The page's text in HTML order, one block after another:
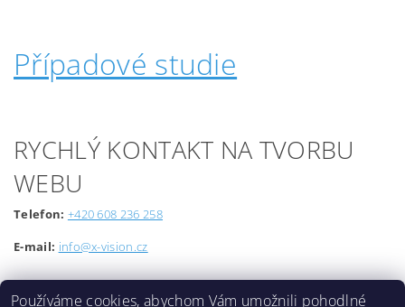
Případové studie
RYCHLÝ KONTAKT NA TVORBU
WEBU
Telefon: +420 608 236 258
E-mail: info@x-vision.cz
Používáme cookies, abychom Vám umožnili pohodlné